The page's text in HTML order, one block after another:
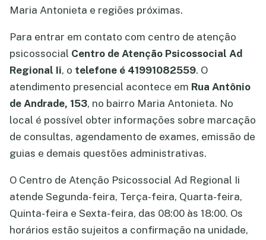
Maria Antonieta e regiões próximas.
Para entrar em contato com centro de atenção
psicossocial Centro de Atenção Psicossocial Ad
Regional Ii, o telefone é 41991082559. O
atendimento presencial acontece em Rua Antônio
de Andrade, 153, no bairro Maria Antonieta. No
local é possível obter informações sobre marcação
de consultas, agendamento de exames, emissão de
guias e demais questões administrativas.
O Centro de Atenção Psicossocial Ad Regional Ii
atende Segunda-feira, Terça-feira, Quarta-feira,
Quinta-feira e Sexta-feira, das 08:00 às 18:00. Os
horários estão sujeitos a confirmação na unidade,